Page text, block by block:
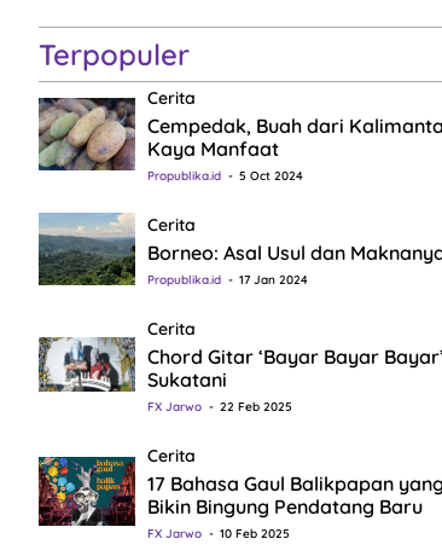
Terpopuler
Cerita
Cempedak, Buah dari
Kaya Manfaat
Propublika.id 5 Oct 2024
Cerita
Borneo: Asal Usul dan
Propublika.id 17 Jan 2024
Cerita
Chord Gitar ‘Bayar Bayar
Sukatani
FX Jarwo 22 Feb 2025
Cerita
17 Bahasa Gaul Balikpapan
Bikin Bingung Pendatang Baru
FX Jarwo 10 Feb 2025